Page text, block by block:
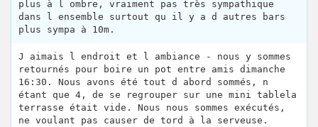
plus à l ombre, vraiment pas très sympathique
dans l ensemble surtout qu il y a d autres bars
plus sympa à 10m.
J aimais l endroit et l ambiance - nous y sommes
retournés pour boire un pot entre amis dimanche
16:30. Nous avons été tout d abord sommés, n
étant que 4, de se regrouper sur une mini tablela
terrasse était vide. Nous nous sommes exécutés,
ne voulant pas causer de tord à la serveuse.